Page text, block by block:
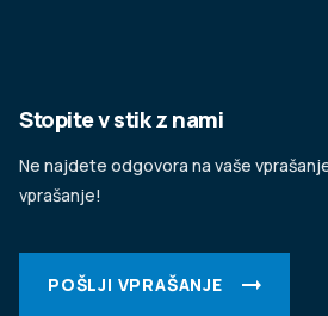
Stopite v stik z nami
Ne najdete odgovora na vaše
vprašanje!
POŠLJI VPRAŠANJE